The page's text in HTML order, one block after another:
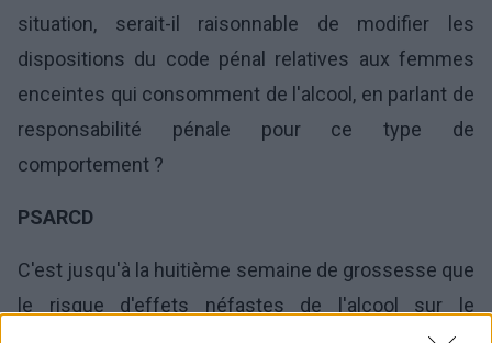
situation, serait-il raisonnable de modifier les
dispositions du code pénal relatives aux femmes
enceintes qui consomment de l'alcool, en parlant de
responsabilité pénale pour ce type de
comportement ?
PSARCD
C'est jusqu'à la huitième semaine de grossesse que
le risque d'effets néfastes de l'alcool sur le